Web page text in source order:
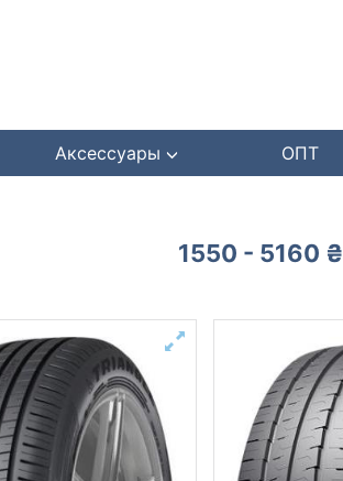
Аксессуары ОПТ
1550 - 5160 ₴